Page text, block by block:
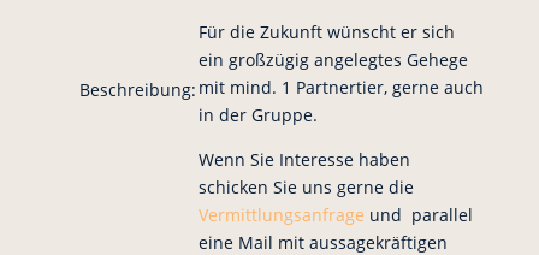
Beschreibung:
Für die Zukunft wünscht er sich
ein großzügig angelegtes Gehege
mit mind. 1 Partnertier, gerne auch
in der Gruppe.
Wenn Sie Interesse haben
schicken Sie uns gerne die
Vermittlungsanfrage und parallel
eine Mail mit aussagekräftigen